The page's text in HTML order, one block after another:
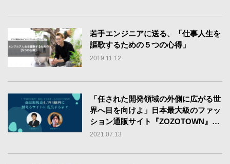
若手エンジニアに送る、「仕事人生を
謳歌するための５つの心得」
2019.11.12
「任された開発領域の外側に広がる世
界へ目を向けよ」日本最大級のファッ
ション通販サイト『ZOZOTOWN』ス
ケーラビリティ対応への道
2021.07.13